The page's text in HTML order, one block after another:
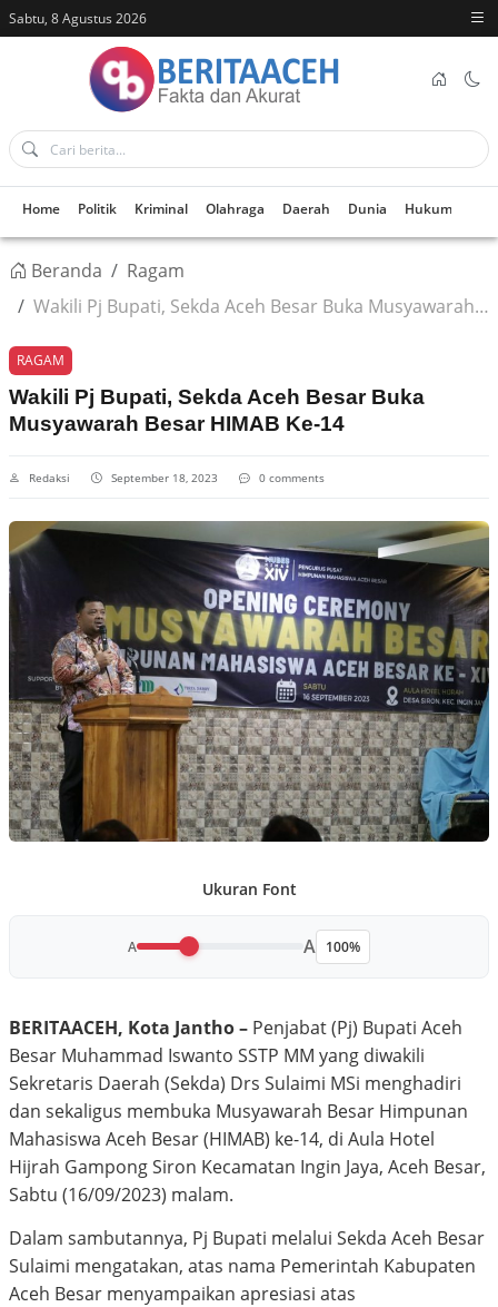
Sabtu, 8 Agustus 2026
Home Politik Kriminal Olahraga Daerah Dunia Hukum
Beranda
Ragam
Wakili Pj Bupati, Sekda Aceh Besar Buka Musyawarah Besar HIMAB Ke-14
RAGAM
Wakili Pj Bupati, Sekda Aceh Besar Buka
Musyawarah Besar HIMAB Ke-14
Redaksi September 18, 2023 0 comments
Ukuran Font
A A 100%
BERITAACEH, Kota Jantho – Penjabat (Pj) Bupati Aceh
Besar Muhammad Iswanto SSTP MM yang diwakili
Sekretaris Daerah (Sekda) Drs Sulaimi MSi menghadiri
dan sekaligus membuka Musyawarah Besar Himpunan
Mahasiswa Aceh Besar (HIMAB) ke-14, di Aula Hotel
Hijrah Gampong Siron Kecamatan Ingin Jaya, Aceh Besar,
Sabtu (16/09/2023) malam.
Dalam sambutannya, Pj Bupati melalui Sekda Aceh Besar
Sulaimi mengatakan, atas nama Pemerintah Kabupaten
Aceh Besar menyampaikan apresiasi atas